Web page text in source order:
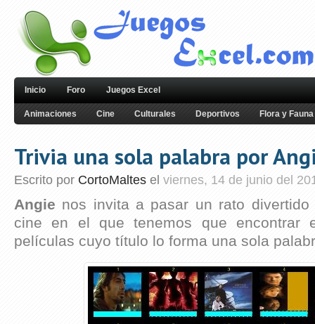
Inicio Foro Juegos Excel
Animaciones Cine Culturales Deportivos Flora y Fauna
Trivia una sola palabra por
Escrito por CortoMaltes el viernes, 14 de junio del
Angie nos invita a pasar un rato
cine en el que tenemos que encontrar
películas cuyo título lo forma una sola